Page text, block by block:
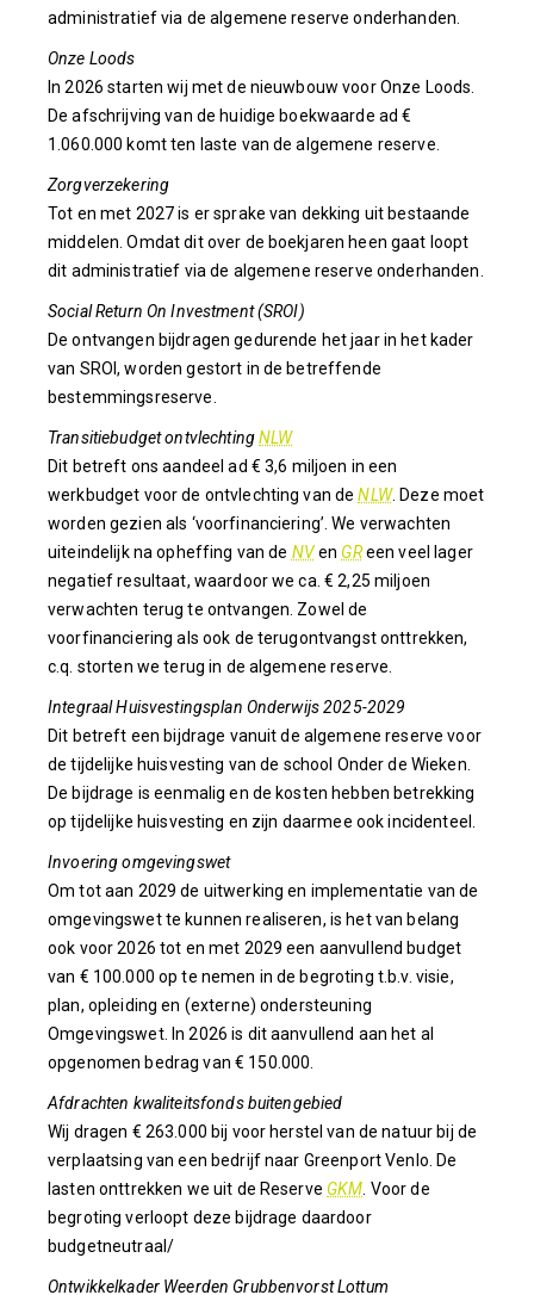
administratief via de algemene reserve onderhanden.
Onze Loods
In 2026 starten wij met de nieuwbouw voor Onze Loods.
De afschrijving van de huidige boekwaarde ad €
1.060.000 komt ten laste van de algemene reserve.
Zorgverzekering
Tot en met 2027 is er sprake van dekking uit bestaande
middelen. Omdat dit over de boekjaren heen gaat loopt
dit administratief via de algemene reserve onderhanden.
Social Return On Investment (SROI)
De ontvangen bijdragen gedurende het jaar in het kader
van SROI, worden gestort in de betreffende
bestemmingsreserve.
Transitiebudget ontvlechtingNLW
Dit betreft ons aandeel ad € 3,6 miljoen in een
werkbudget voor de ontvlechting van deNLW. Deze moet
worden gezien als ‘voorfinanciering’. We verwachten
uiteindelijk na opheffing van de NVen GReen veel lager
negatief resultaat, waardoor we ca. € 2,25 miljoen
verwachten terug te ontvangen. Zowel de
voorfinanciering als ook de terugontvangst onttrekken,
c.q. storten we terug in de algemene reserve.
Integraal Huisvestingsplan Onderwijs 2025-2029
Dit betreft een bijdrage vanuit de algemene reserve voor
de tijdelijke huisvesting van de school Onder de Wieken.
De bijdrage is eenmalig en de kosten hebben betrekking
op tijdelijke huisvesting en zijn daarmee ook incidenteel.
Invoering omgevingswet
Om tot aan 2029 de uitwerking en implementatie van de
omgevingswet te kunnen realiseren, is het van belang
ook voor 2026 tot en met 2029 een aanvullend budget
van € 100.000 op te nemen in de begroting t.b.v. visie,
plan, opleiding en (externe) ondersteuning
Omgevingswet. In 2026 is dit aanvullend aan het al
opgenomen bedrag van € 150.000.
Afdrachten kwaliteitsfonds buitengebied
Wij dragen € 263.000 bij voor herstel van de natuur bij de
verplaatsing van een bedrijf naar Greenport Venlo. De
lasten onttrekken we uit de Reserve GKM . Voor de
begroting verloopt deze bijdrage daardoor
budgetneutraal/
Ontwikkelkader Weerden Grubbenvorst Lottum